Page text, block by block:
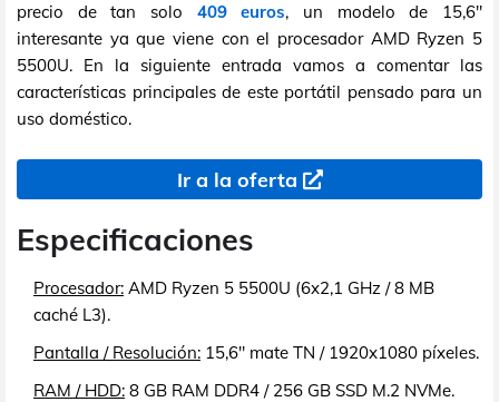
precio de tan solo 409 euros, un modelo de 15,6"
interesante ya que viene con el procesador AMD Ryzen 5
5500U. En la siguiente entrada vamos a comentar las
características principales de este portátil pensado para un
uso doméstico.
Ir a la oferta
Especificaciones
Procesador: AMD Ryzen 5 5500U (6x2,1 GHz / 8 MB
caché L3).
Pantalla / Resolución: 15,6" mate TN / 1920x1080 píxeles.
RAM / HDD: 8 GB RAM DDR4 / 256 GB SSD M.2 NVMe.